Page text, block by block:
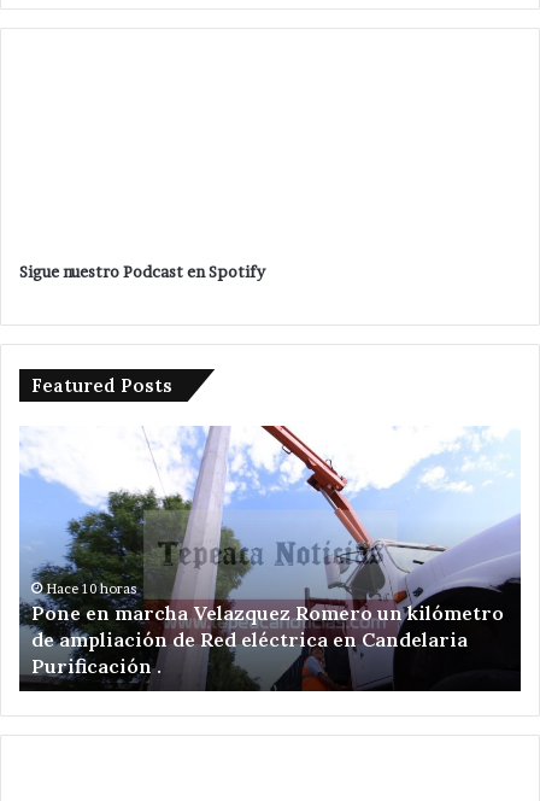
Sigue nuestro Podcast en Spotify
Featured Posts
por
más
servicios
en
Guadalupe
Calderón
;
pone
en
marcha
Velázquez
Romero
Hace 2 días
Van por más servicios en Guadalupe Calderón ;
pone en marcha Velázquez Romero ampliación
de Red Eléctrica.